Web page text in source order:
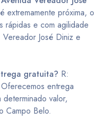
extremamente próxima, o
rápidas e com agilidade
José Diniz e
gratuita? R:
entrega
valor,
Campo Belo.